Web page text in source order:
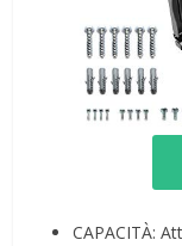
CAPACITÀ: